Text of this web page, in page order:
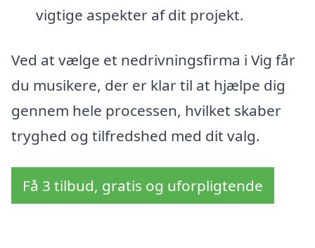
vigtige aspekter af dit projekt.
Ved at vælge et nedrivningsfirma i Vig får
du musikere, der er klar til at hjælpe dig
gennem hele processen, hvilket skaber
tryghed og tilfredshed med dit valg.
Få 3 tilbud, gratis og uforpligtende